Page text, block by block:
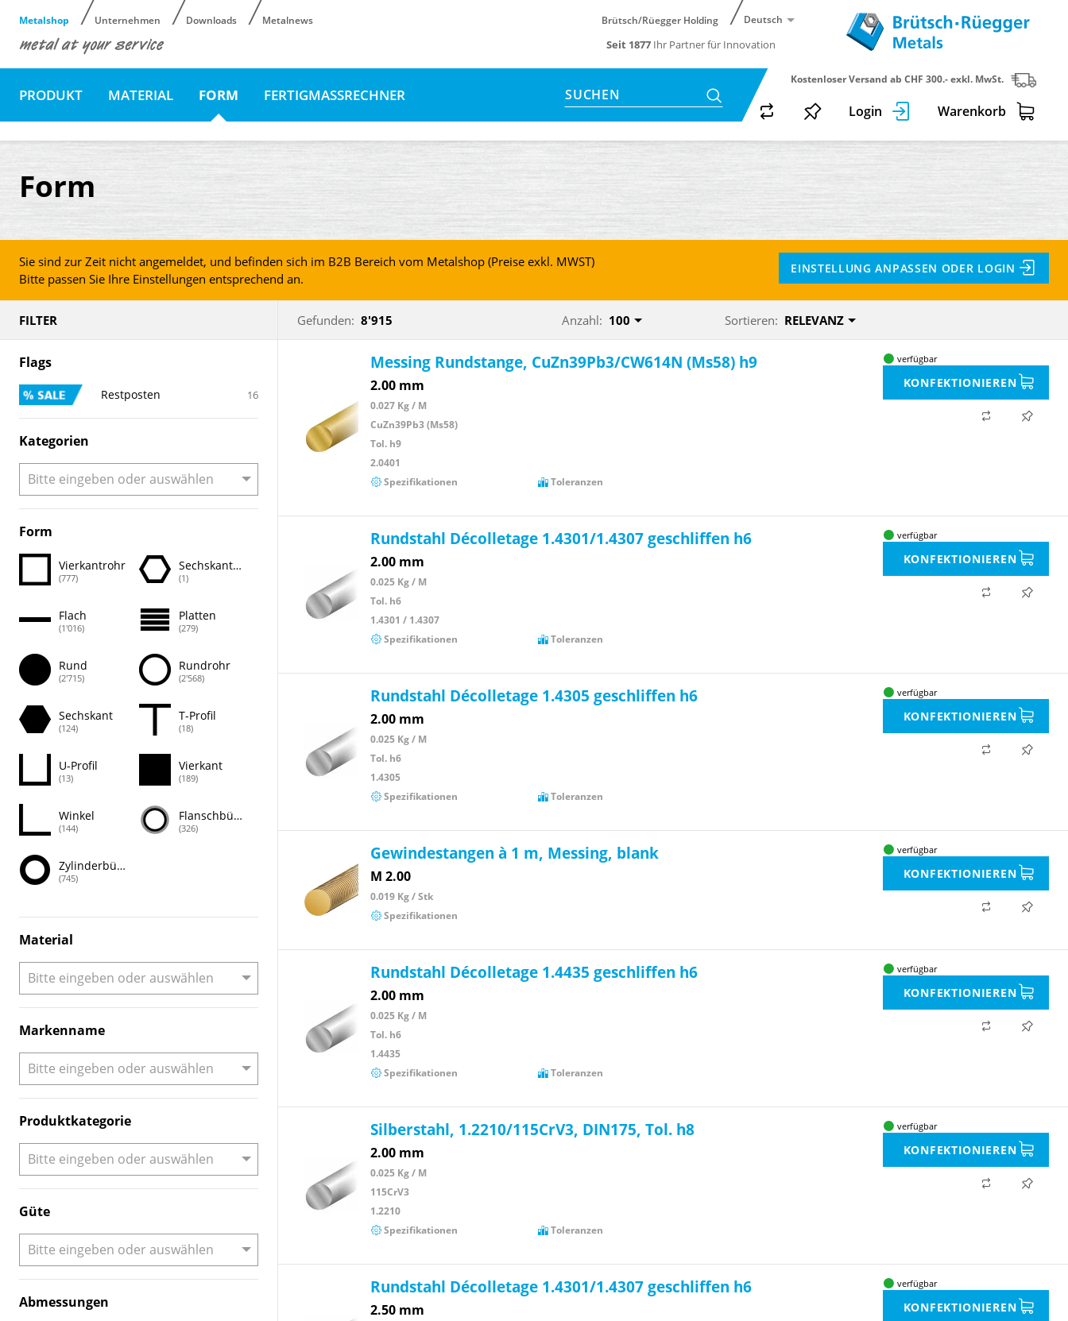
Metalshop Unternehmen Downloads Metalnews Brütsch/Rüegger Holding Deutsch
Seit 1877 Ihr Partner für Innovation
PRODUKT MATERIAL FORM FERTIGMASSRECHNER SUCHEN
Kostenloser Versand ab CHF 300.- exkl. MwSt.
Login Warenkorb
Form
Sie sind zur Zeit nicht angemeldet, und befinden sich im B2B Bereich vom Metalshop (Preise exkl. MWST)
Bitte passen Sie Ihre Einstellungen entsprechend an.
EINSTELLUNG ANPASSEN ODER LOGIN
FILTER Gefunden: 8'915 Anzahl: 100 Sortieren: RELEVANZ
Flags
Restposten 16
Kategorien
Form
Vierkantrohr
(777)
Sechskantrohr
(1)
Flach
(1'016)
Platten
(279)
Rund
(2'715)
Rundrohr
(2'568)
Sechskant
(124)
T-Profil
(18)
U-Profil
(13)
Vierkant
(189)
Winkel
(144)
Flanschbüchse
(326)
Zylinderbüchse
(745)
Material
Markenname
Produktkategorie
Güte
Abmessungen
Messing Rundstange, CuZn39Pb3/CW614N (Ms58) h9
2.00 mm
0.027 Kg / M
CuZn39Pb3 (Ms58)
Tol. h9
2.0401
Spezifikationen
Toleranzen
verfügbar
KONFEKTIONIEREN
Rundstahl Décolletage 1.4301/1.4307 geschliffen h6
2.00 mm
0.025 Kg / M
Tol. h6
1.4301 / 1.4307
Spezifikationen
Toleranzen
verfügbar
KONFEKTIONIEREN
Rundstahl Décolletage 1.4305 geschliffen h6
2.00 mm
0.025 Kg / M
Tol. h6
1.4305
Spezifikationen
Toleranzen
verfügbar
KONFEKTIONIEREN
Gewindestangen à 1 m, Messing, blank
M 2.00
0.019 Kg / Stk
Spezifikationen
verfügbar
KONFEKTIONIEREN
Rundstahl Décolletage 1.4435 geschliffen h6
2.00 mm
0.025 Kg / M
Tol. h6
1.4435
Spezifikationen
Toleranzen
verfügbar
KONFEKTIONIEREN
Silberstahl, 1.2210/115CrV3, DIN175, Tol. h8
2.00 mm
0.025 Kg / M
115CrV3
1.2210
Spezifikationen
Toleranzen
verfügbar
KONFEKTIONIEREN
Rundstahl Décolletage 1.4301/1.4307 geschliffen h6
2.50 mm
verfügbar
KONFEKTIONIEREN